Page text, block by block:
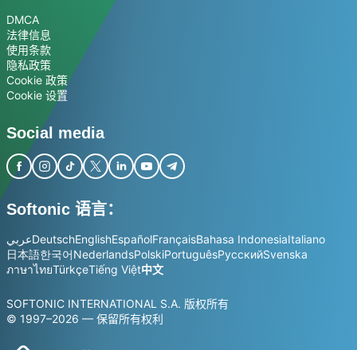
DMCA
法律信息
使用条款
隐私政策
Cookie 政策
Cookie 设置
Social media
Softonic 语言：
عربيDeutschEnglishEspañolFrançaisBahasa IndonesiaItaliano
日本語한국어NederlandsPolskiPortuguêsРусскийSvenska
ภาษาไทยTürkçeTiếng Việt中文
SOFTONIC INTERNATIONAL S.A. 版权所有
© 1997–2026 — 保留所有权利